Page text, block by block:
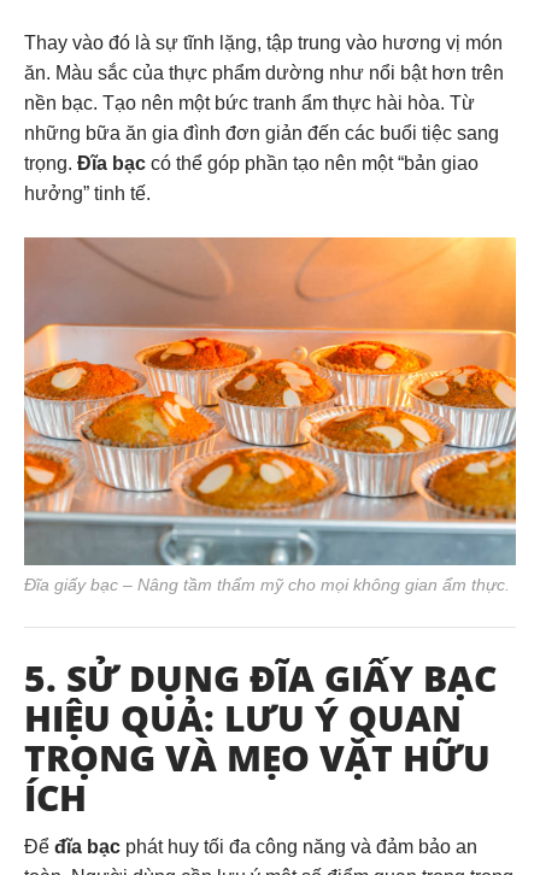
Thay vào đó là sự tĩnh lặng, tập trung vào hương vị món
ăn. Màu sắc của thực phẩm dường như nổi bật hơn trên
nền bạc. Tạo nên một bức tranh ẩm thực hài hòa. Từ
những bữa ăn gia đình đơn giản đến các buổi tiệc sang
trọng. Đĩa bạc có thể góp phần tạo nên một “bản giao
hưởng” tinh tế.
Đĩa giấy bạc – Nâng tầm thẩm mỹ cho mọi không gian ẩm thực.
5. SỬ DỤNG ĐĨA GIẤY BẠC
HIỆU QUẢ: LƯU Ý QUAN
TRỌNG VÀ MẸO VẶT HỮU
ÍCH
Để đĩa bạc phát huy tối đa công năng và đảm bảo an